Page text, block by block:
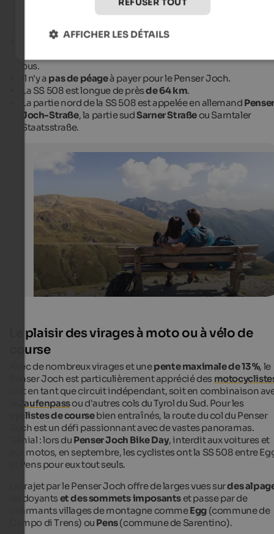
View from the Penser Joch
With a bright blue sky, the view from the Penser Joch is
Tourismusgenossenschaft Sterzing Pfitsch Freienfeld
trafic routes de montagne et cols, tu trouveras des
informations actuelles sur les routes de montagne et cols
ouvertes et fermées dans le Tyrol du Sud.
Vipitenoet Pens, la circulation est interdite sur la SS
bus.
Il n'y a pas de péageà payer pour le Penser Joch.
La SS 508 est longue de prèsde 64 km.
La partie nord de la SS 508 est appelée en allemand
Joch-Straße, la partie sudSarner Straße ou Sarntaler
Staatsstraße.
Le plaisir des virages à moto ou à vélo de
course
Avec de nombreux virages et unepente maximale de 13 %, le
Penser Joch est particulièrement apprécié des
soit en tant que circuit indépendant, soit en combinaison
Jaufenpassou d'autres cols du Tyrol du Sud. Pour les
cyclistes de coursebien entraînés, la route du col du Penser
Joch est un défi passionnant avec de vastes panoramas.
Génial : lors du Penser Joch Bike Day, interdit aux voitures et
aux motos, en septembre, les cyclistes ont la SS 508 entre
et Pens pour eux tout seuls.
Le trajet par le Penser Joch offre de larges vues surdes
verdoyantset des sommets imposants et passe par de
charmants villages de montagne commeEgg (commune de
Campo di Trens) ou Pens(commune de Sarentino).
AFFICHER LES DÉTAILS